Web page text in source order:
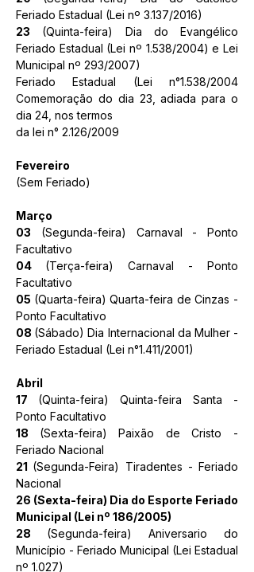
Feriado Estadual (Lei nº 3.137/2016)
23 (Quinta-feira) Dia do Evangélico
Feriado Estadual (Lei nº 1.538/2004) e Lei
Municipal nº 293/2007)
Feriado Estadual (Lei n°1.538/2004
Comemoração do dia 23, adiada para o
dia 24, nos termos
da lei n° 2.126/2009
Fevereiro
(Sem Feriado)
Março
03 (Segunda-feira) Carnaval - Ponto
Facultativo
04 (Terça-feira) Carnaval - Ponto
Facultativo
05 (Quarta-feira) Quarta-feira de Cinzas -
Ponto Facultativo
08 (Sábado) Dia Internacional da Mulher -
Feriado Estadual (Lei n°1.411/2001)​
Abril
17 (Quinta-feira) Quinta-feira Santa -
Ponto Facultativo
18 (Sexta-feira) Paixão de Cristo -
Feriado Nacional
21 (Segunda-Feira) Tiradentes - Feriado
Nacional
26 (Sexta-feira) Dia do Esporte Feriado
Municipal (Lei nº 186/2005)
28 (Segunda-feira) Aniversario do
Município - Feriado Municipal (Lei Estadual
nº 1.027)